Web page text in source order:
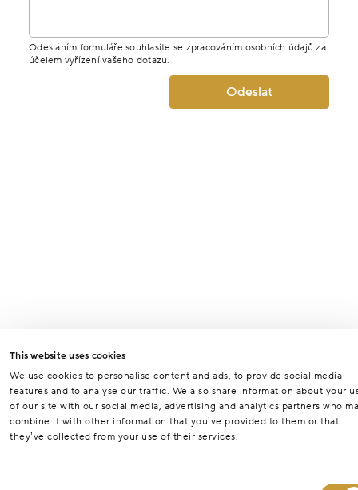
This website uses cookies
We use cookies to personalise content and ads, to provide social media
features and to analyse our traffic. We also share information about your
of our site with our social media, advertising and analytics partners who
combine it with other information that you’ve provided to them or that
they’ve collected from your use of their services.
Odesláním formuláře souhlasíte se zpracováním osobních údajů za
účelem vyřízení vašeho dotazu.
Odeslat